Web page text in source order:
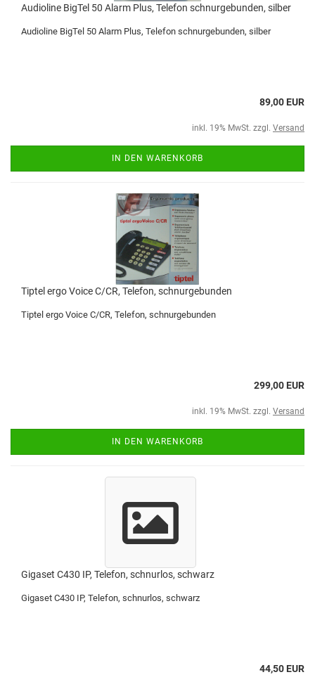
Audioline BigTel 50 Alarm Plus, Telefon schnurgebunden, silber
Audioline BigTel 50 Alarm Plus, Telefon schnurgebunden, silber
89,00 EUR
inkl. 19% MwSt. zzgl. Versand
IN DEN WARENKORB
Tiptel ergo Voice C/CR, Telefon, schnurgebunden
Tiptel ergo Voice C/CR, Telefon, schnurgebunden
299,00 EUR
inkl. 19% MwSt. zzgl. Versand
IN DEN WARENKORB
Gigaset C430 IP, Telefon, schnurlos, schwarz
Gigaset C430 IP, Telefon, schnurlos, schwarz
44,50 EUR